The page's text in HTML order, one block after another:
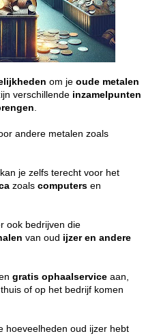
om je oude metalen
verschillende inzamelpunten
.
andere metalen zoals
kan je zelfs terecht voor het
zoals computers en
ook bedrijven die
van oud ijzer en andere
gratis ophaalservice aan,
of op het bedrijf komen
hoeveelheden oud ijzer hebt